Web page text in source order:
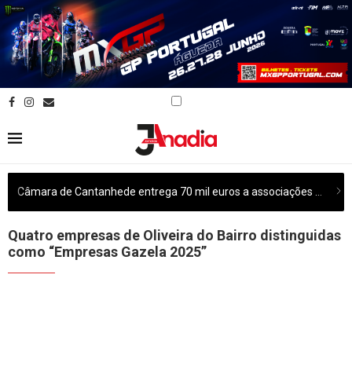
Quatro empresas de Oliveira do Bairro distinguidas
como “Empresas Gazela 2025”